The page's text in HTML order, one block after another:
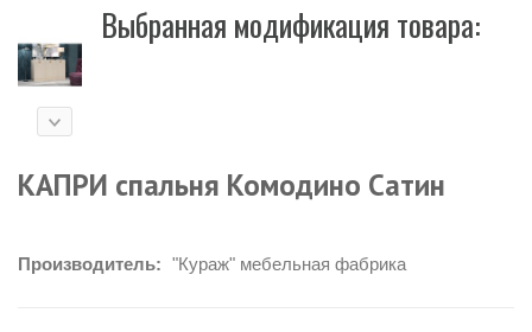
Выбранная модификация товара:
КАПРИ спальня Комодино Сатин
Производитель: "Кураж" мебельная фабрика